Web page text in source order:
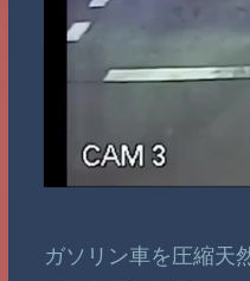
ガソリン車を圧縮天